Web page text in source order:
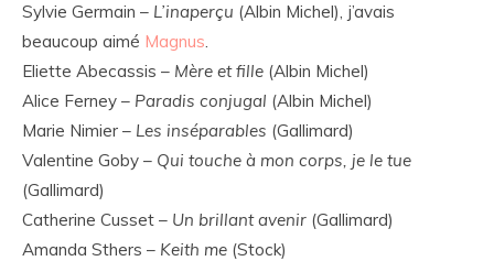
Sylvie Germain – L’inaperçu (Albin Michel), j’avais
beaucoup aimé Magnus.
Eliette Abecassis – Mère et fille (Albin Michel)
Alice Ferney – Paradis conjugal (Albin Michel)
Marie Nimier – Les inséparables (Gallimard)
Valentine Goby – Qui touche à mon corps, je le tue
(Gallimard)
Catherine Cusset – Un brillant avenir (Gallimard)
Amanda Sthers – Keith me (Stock)